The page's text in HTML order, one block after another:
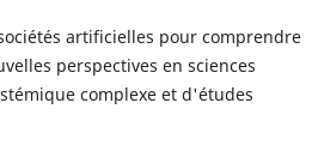
artificielles pour comprendre
perspectives en sciences
complexe et d'études